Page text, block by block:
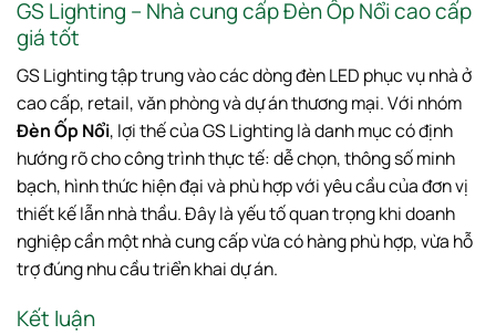
GS Lighting – Nhà cung cấp Đèn Ốp Nổi cao cấp
giá tốt
GS Lighting tập trung vào các dòng đèn LED phục vụ nhà ở
cao cấp, retail, văn phòng và dự án thương mại. Với nhóm
Đèn Ốp Nổi, lợi thế của GS Lighting là danh mục có định
hướng rõ cho công trình thực tế: dễ chọn, thông số minh
bạch, hình thức hiện đại và phù hợp với yêu cầu của đơn vị
thiết kế lẫn nhà thầu. Đây là yếu tố quan trọng khi doanh
nghiệp cần một nhà cung cấp vừa có hàng phù hợp, vừa hỗ
trợ đúng nhu cầu triển khai dự án.
Kết luận